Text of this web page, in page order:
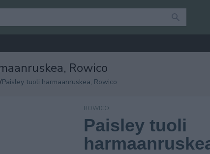
Rowico
/Paisley tuoli harmaanruskea, Rowico
ROWICO
Paisley tuoli